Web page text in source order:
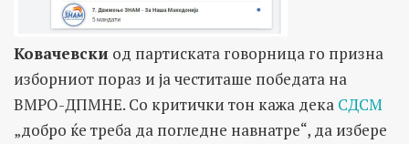
Ковачевски од партиската говорница го призна
изборниот пораз и ја честиташе победата на
ВМРО-ДПМНЕ. Со критички тон кажа дека СДСМ
„добро ќе треба да погледне навнатре“, да избере